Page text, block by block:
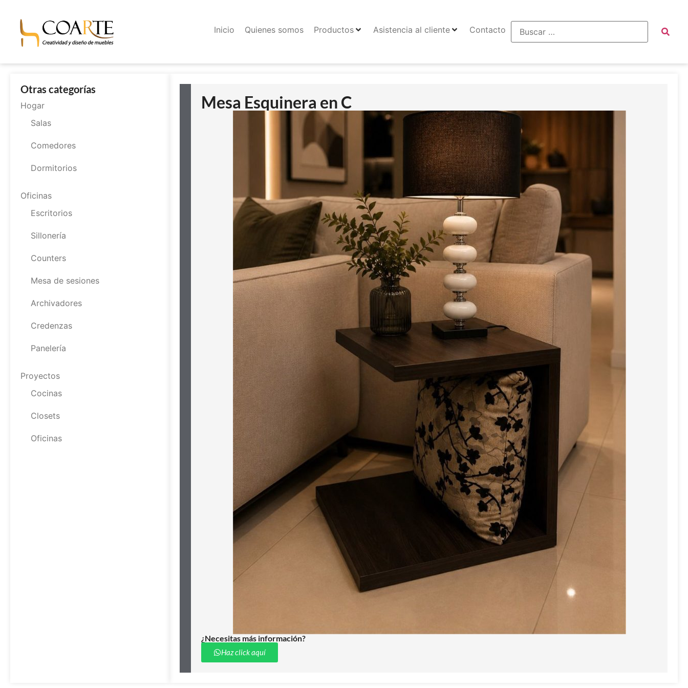
Inicio Quienes somos Productos Asistencia al cliente Contacto
Otras categorías
Hogar
Salas
Comedores
Dormitorios
Oficinas
Escritorios
Sillonería
Counters
Mesa de sesiones
Archivadores
Credenzas
Panelería
Proyectos
Cocinas
Closets
Oficinas
Mesa Esquinera en C
¿Necesitas más información?
Haz click aquí